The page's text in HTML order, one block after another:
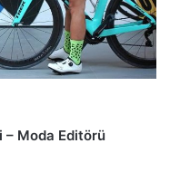
Moda Editörü